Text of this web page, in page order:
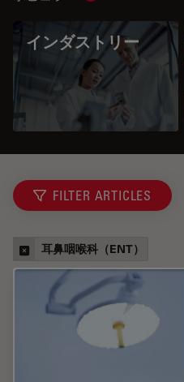
インダストリー
FILTER ARTICLES
耳鼻咽喉科（ENT）